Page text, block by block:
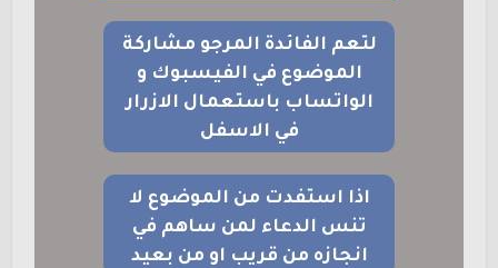
لتعم الفائدة المرجو مشاركة
الموضوع في الفيسبوك و
الواتساب باستعمال الازرار
في الاسفل
اذا استفدت من الموضوع لا
تنس الدعاء لمن ساهم في
انجازه من قريب او من بعيد